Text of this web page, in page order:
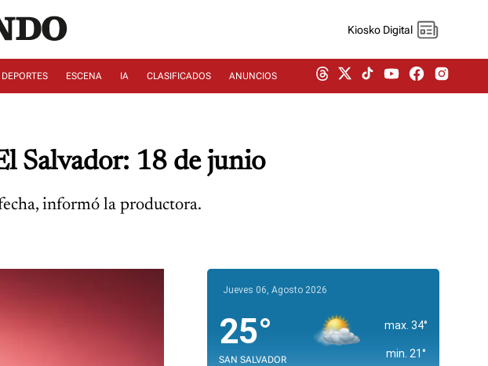
Kiosko Digital
DEPORTES ESCENA IA CLASIFICADOS ANUNCIOS
Salvador: 18 de junio
informó la productora.
Jueves 06, Agosto 2026
25°
SAN SALVADOR
max. 34°
min. 21°